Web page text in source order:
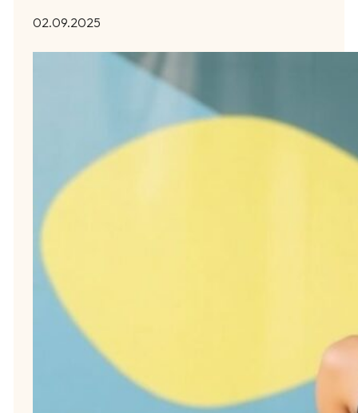
02.09.2025